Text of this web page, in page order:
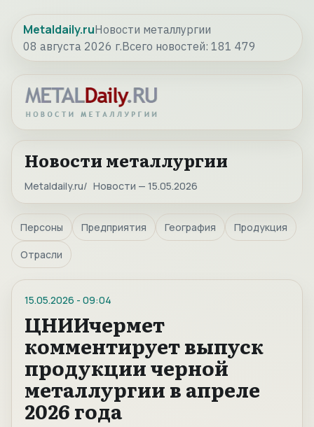
Metaldaily.ruНовости металлургии
08 августа 2026 г.Всего новостей: 181 479
Новости металлургии
Metaldaily.ru Новости — 15.05.2026
Персоны Предприятия География Продукция
Отрасли
15.05.2026 - 09:04
ЦНИИчермет
комментирует выпуск
продукции черной
металлургии в апреле
2026 года